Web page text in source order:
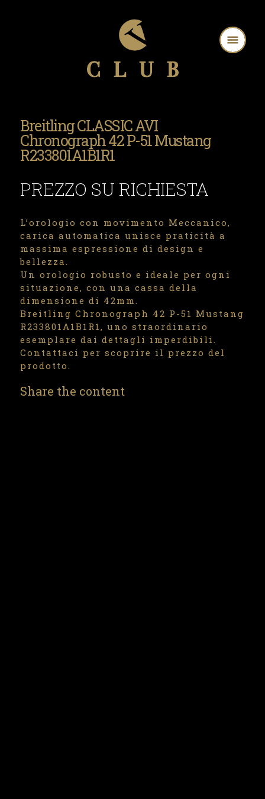
Breitling CLASSIC AVI
Chronograph 42 P-51 Mustang
R233801A1B1R1
PREZZO SU RICHIESTA
L’orologio con movimento Meccanico,
carica automatica unisce praticità a
massima espressione di design e
bellezza.
Un orologio robusto e ideale per ogni
situazione, con una cassa della
dimensione di 42mm.
Breitling Chronograph 42 P-51 Mustang
R233801A1B1R1, uno straordinario
esemplare dai dettagli imperdibili.
Contattaci per scoprire il prezzo del
prodotto.
Share the content